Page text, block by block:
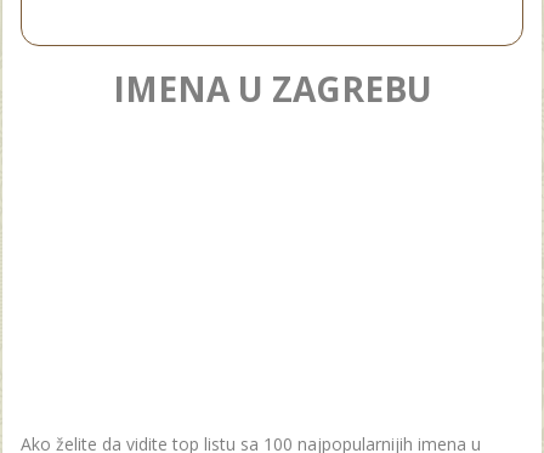
IMENA U ZAGREBU
Ako želite da vidite top listu sa 100 najpopularnijih imena u